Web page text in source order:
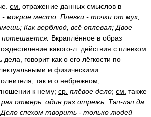
см. отражение данных смыслов в
- мокрое место; Плевки - точки от мух;
Как верблюд, всё оплевал; Двое
Вкраплённое в образ
какого-л. действия с плевком
говорит как о его лёгкости по
и физическими
так и о небрежном,
к нему; ср. плёвое дело; см. также
отмерь, один раз отрежь; Тяп-ляп да
Дело спехом творить - только людей